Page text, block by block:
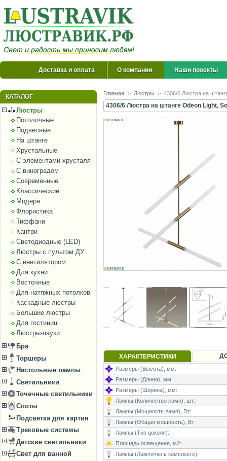
Доставка и оплата О компании Наши проекты
КАТАЛОГ
Люстры
Потолочные
Подвесные
На штанге
Хрустальные
С элементами хрусталя
С виноградом
Современные
Классические
Модерн
Флористика
Тиффани
Кантри
Светодиодные (LED)
Люстры с пультом ДУ
С вентилятором
Для кухни
Восточные
Для натяжных потолков
Каскадные люстры
Большие люстры
Для гостиниц
Люстры-пауки
Бра
Торшеры
Настольные лампы
Светильники
Точечные светильники
Споты
Подсветка для картин
Трековые системы
Детские светильники
Свет для ванной
Главная > Люстры > 4306/6 Люстра на
4306/6 Люстра на штанге Odeon Light,
ХАРАКТЕРИСТИКИ
Размеры (Высота), мм:
Размеры (Длина), мм:
Размеры (Ширина), мм:
Лампы (Количество ламп), шт:
Лампы (Мощность ламп), Вт:
Лампы (Общая мощность), Вт:
Лампы (Тип цоколя):
Площадь освещения, м2:
Лампы (Лампочки в комплекте):